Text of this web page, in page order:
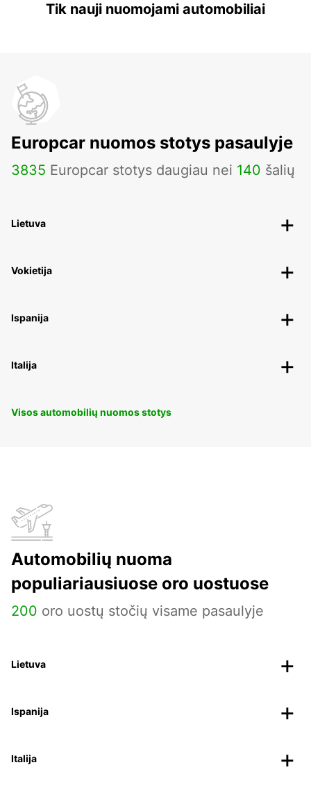
Tik nauji nuomojami automobiliai
Europcar nuomos stotys pasaulyje
3835 Europcar stotys daugiau nei 140 šalių
Lietuva
Vokietija
Ispanija
Italija
Visos automobilių nuomos stotys
Automobilių nuoma
populiariausiuose oro uostuose
200 oro uostų stočių visame pasaulyje
Lietuva
Ispanija
Italija